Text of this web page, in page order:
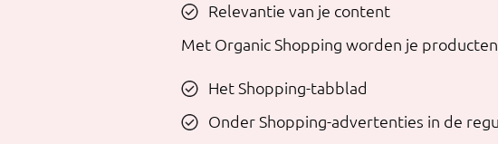
Relevantie van je content
Met Organic Shopping worden je
Het Shopping-tabblad
Onder Shopping-advertenties in de